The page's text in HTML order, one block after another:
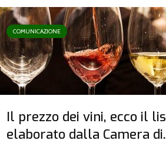
COMUNICAZIONE
Il prezzo dei vini, ecco il
elaborato dalla Camera